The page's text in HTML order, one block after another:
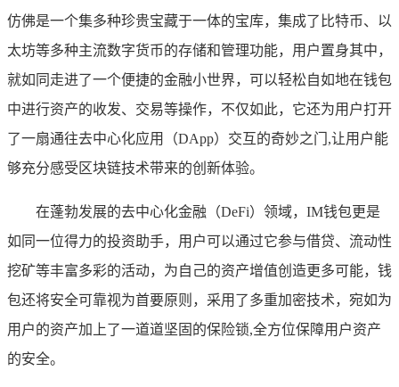
仿佛是一个集多种珍贵宝藏于一体的宝库，集成了比特币、以
太坊等多种主流数字货币的存储和管理功能，用户置身其中，
就如同走进了一个便捷的金融小世界，可以轻松自如地在钱包
中进行资产的收发、交易等操作，不仅如此，它还为用户打开
了一扇通往去中心化应用（DApp）交互的奇妙之门,让用户能
够充分感受区块链技术带来的创新体验。
在蓬勃发展的去中心化金融（DeFi）领域，IM钱包更是
如同一位得力的投资助手，用户可以通过它参与借贷、流动性
挖矿等丰富多彩的活动，为自己的资产增值创造更多可能，钱
包还将安全可靠视为首要原则，采用了多重加密技术，宛如为
用户的资产加上了一道道坚固的保险锁,全方位保障用户资产
的安全。